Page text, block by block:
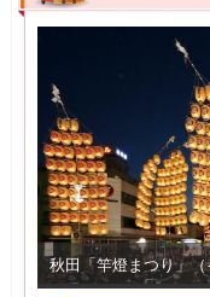
秋田「竿燈まつり」